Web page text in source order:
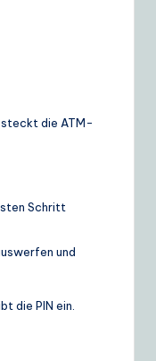
steckt die ATM-
Schritt
und
die PIN ein.